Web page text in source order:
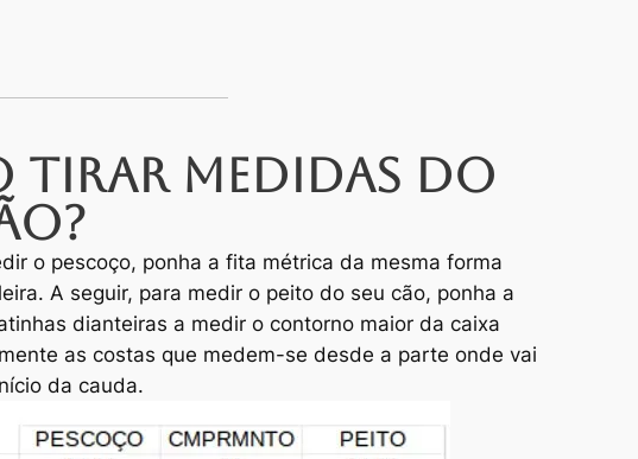
tirar medidas do
o pescoço, ponha a fita métrica da mesma forma
A seguir, para medir o peito do seu cão, ponha a
dianteiras a medir o contorno maior da caixa
as costas que medem-se desde a parte onde vai
da cauda.